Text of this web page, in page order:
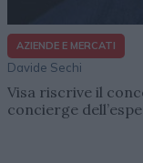
AZIENDE E MERCATI
Davide Sechi
Visa riscrive il
concierge